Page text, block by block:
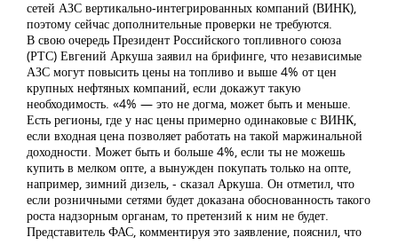
сетей АЗС вертикально-интегрированных компаний (ВИНК),
поэтому сейчас дополнительные проверки не требуются.
В свою очередь Президент Российского топливного союза
(РТС) Евгений Аркуша заявил на брифинге, что независимые
АЗС могут повысить цены на топливо и выше 4% от цен
крупных нефтяных компаний, если докажут такую
необходимость. «4% — это не догма, может быть и меньше.
Есть регионы, где у нас цены примерно одинаковые с ВИНК,
если входная цена позволяет работать на такой маржинальной
доходности. Может быть и больше 4%, если ты не можешь
купить в мелком опте, а вынужден покупать только на опте,
например, зимний дизель, - сказал Аркуша. Он отметил, что
если розничными сетями будет доказана обоснованность такого
роста надзорным органам, то претензий к ним не будет.
Представитель ФАС, комментируя это заявление, пояснил, что